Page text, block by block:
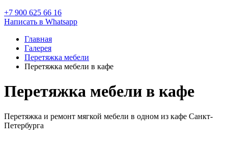
+7 900 625 66 16
Написать в Whatsapp
Главная
Галерея
Перетяжка мебели
Перетяжка мебели в кафе
Перетяжка мебели в кафе
Перетяжка и ремонт мягкой мебели в одном из кафе Санкт-
Петербурга